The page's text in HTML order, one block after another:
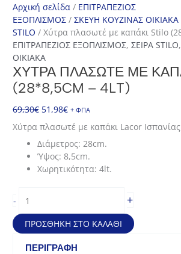
Αρχική σελίδα / ΕΠΙΤΡΑΠΕΖΙΟΣ
ΕΞΟΠΛΙΣΜΟΣ /ΣΚΕΥΗ ΚΟΥΖΙΝΑΣ ΟΙΚΙΑΚΑ
STILO / Χύτρα πλασωτέ με καπάκι Stilo
ΕΠΙΤΡΑΠΕΖΙΟΣ ΕΞΟΠΛΙΣΜΟΣ,ΣΕΙΡΑ STILO
ΟΙΚΙΑΚΑ
ΧΎΤΡΑ ΠΛΑΣΩΤΈ ΜΕ
(28*8,5CM – 4LT)
69,30€ Original
price
69,30€.
51,98€Η
τρέχουσα
τιμή
είναι:
51,98€.
+ ΦΠΑ
Χύτρα πλασωτέ με καπάκι Lacor
Διάμετρος: 28cm.
Ύψος: 8,5cm.
Χωρητικότητα: 4lt.
-
πλασωτέ
με
καπάκι
Stilo
+
ΠΡΟΣΘΉΚΗ ΣΤΟ ΚΑΛΆΘΙ
ΠΕΡΙΓΡΑΦΉ